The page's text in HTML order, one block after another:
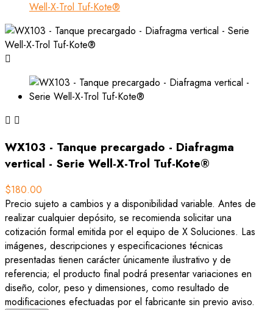
Well-X-Trol Tuf-Kote®

 
WX103 - Tanque precargado - Diafragma
vertical - Serie Well-X-Trol Tuf-Kote®
$180.00
Precio sujeto a cambios y a disponibilidad variable. Antes de
realizar cualquier depósito, se recomienda solicitar una
cotización formal emitida por el equipo de X Soluciones. Las
imágenes, descripciones y especificaciones técnicas
presentadas tienen carácter únicamente ilustrativo y de
referencia; el producto final podrá presentar variaciones en
diseño, color, peso y dimensiones, como resultado de
modificaciones efectuadas por el fabricante sin previo aviso.